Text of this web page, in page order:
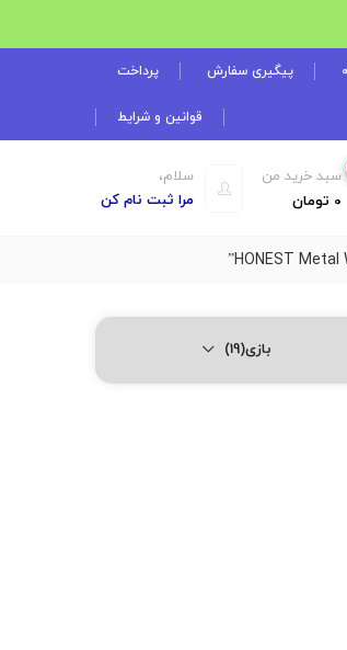
پیگیری سفارش پرداخت
قوانین و شرایط
سلام،
مرا ثبت نام کن
سبد خرید من
0 تومان
بازی(19)